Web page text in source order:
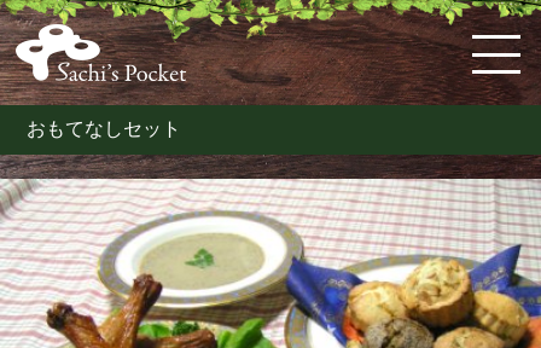
HOME
佐
知's
pocket
と
は
ケ
ー
キ・
ス
コ
ー
ン
な
ど
体
に
優
し
い
お
惣
菜
料
理
教
室
の
案
内
お
弁
当・
オ
ー
ド
ブ
ル
お
知
ら
せ
お
問
い
合
わ
せ
購
入
ガ
イ
ド
特
定
商
取
引
法
会
員
ロ
グ
イ
ン
おもてなしセット